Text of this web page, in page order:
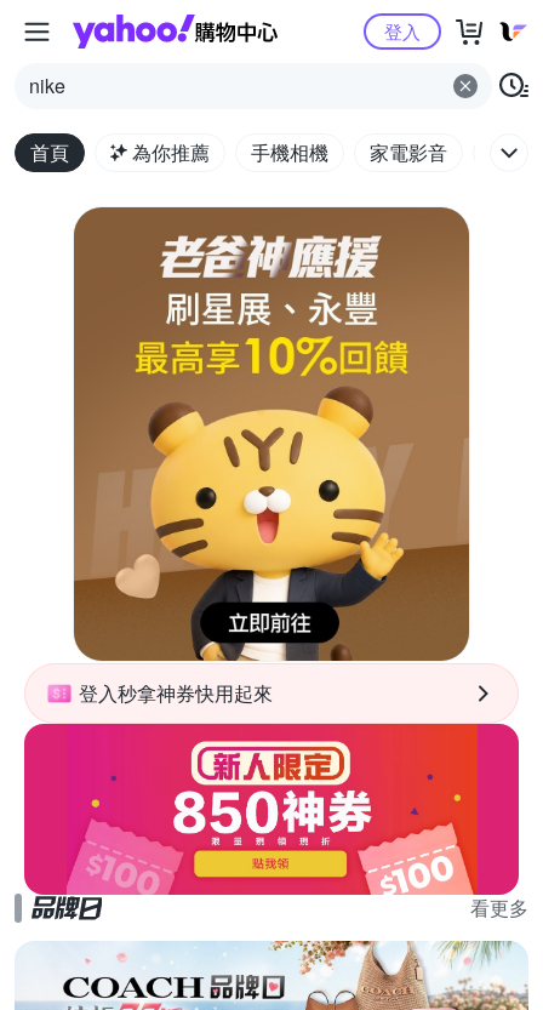
Yahoo購物中心
nike
登入
首頁 為你推薦 手機相機 家電影音 電腦
登入秒拿神券快用起來
看更多